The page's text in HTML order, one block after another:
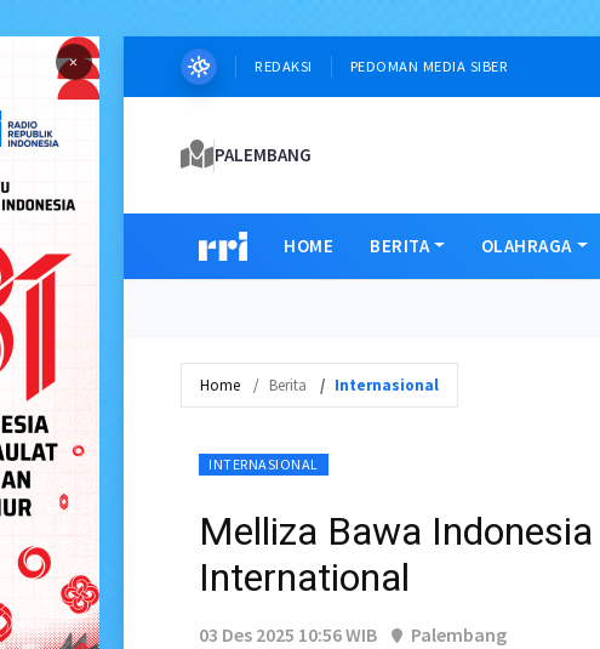
× REDAKSI PEDOMAN MEDIA SIBER
PALEMBANG
HOME BERITA OLAHRAGA
Home Berita Internasional
INTERNASIONAL
Melliza Bawa
International
03 Des 2025 10:56 WIB
Palembang